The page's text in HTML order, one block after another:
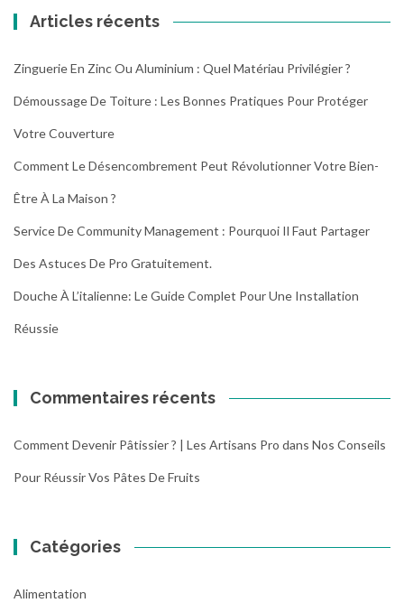
Articles récents
Zinguerie En Zinc Ou Aluminium : Quel Matériau Privilégier ?
Démoussage De Toiture : Les Bonnes Pratiques Pour Protéger
Votre Couverture
Comment Le Désencombrement Peut Révolutionner Votre Bien-
Être À La Maison ?
Service De Community Management : Pourquoi Il Faut Partager
Des Astuces De Pro Gratuitement.
Douche À L’italienne: Le Guide Complet Pour Une Installation
Réussie
Commentaires récents
Comment Devenir Pâtissier ? | Les Artisans Pro dans Nos Conseils
Pour Réussir Vos Pâtes De Fruits
Catégories
Alimentation